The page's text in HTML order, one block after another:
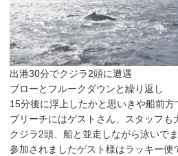
出港30分でクジラ2頭に遭遇
ブローとフルークダウンと繰り返し
15分後に浮上したかと思いきや船前方
ブリーチにはゲストさん、スタッフも
クジラ2頭、船と並走しながら泳いでま
参加されましたゲスト様はラッキー便